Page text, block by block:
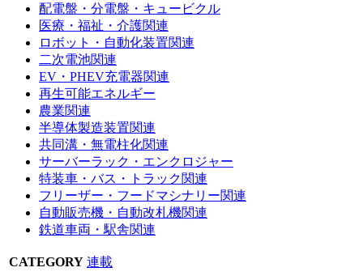
配電盤・分電盤・キュービクル
医療・福祉・介護関連
ロボット・自動化装置関連
二次電池関連
EV・PHEV充電器関連
再生可能エネルギー
農業関連
半導体製造装置関連
共同溝・無電柱化関連
サーバーラック・エンクロジャー
特装車・バス・トラック関連
フリーザー・フードマシナリー関連
自動販売機・自動改札機関連
鉄道車両・駅舎関連
CATEGORY 連載